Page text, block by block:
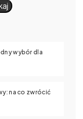
wybór dla
na co zwrócić